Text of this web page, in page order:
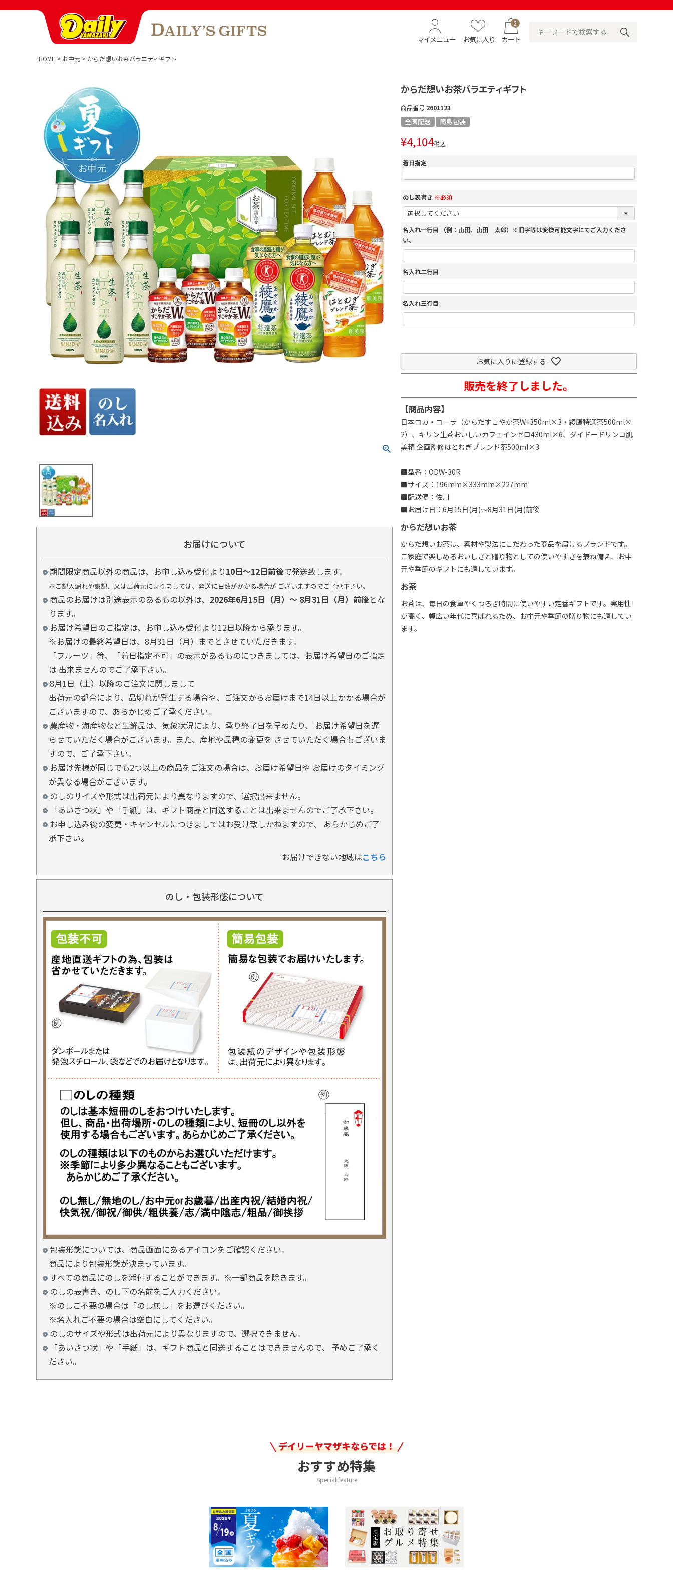
マイメニュー お気に入り
2
カート
HOME お中元 からだ想いお茶バラエティギフト
お届けについて
期間限定商品以外の商品は、お申し込み受付より10日～12日前後で発送致します。
※ご記入漏れや誤記、又は出荷元によりましては、発送に日数がかかる場合が ございますのでご了承下さい。
商品のお届けは別途表示のあるもの以外は、 2026年6月15日（月）～ 8月31日（月）前後とな
ります。
お届け希望日のご指定は、お申し込み受付より12日以降から承ります。
※お届けの最終希望日は、8月31日（月）までとさせていただきます。
「フルーツ」等、「着日指定不可」の表示があるものにつきましては、お届け希望日のご指定
は 出来ませんのでご了承下さい。
8月1日（土）以降のご注文に関しまして
出荷元の都合により、品切れが発生する場合や、ご注文からお届けまで14日以上かかる場合が
ございますので、あらかじめご了承ください。
農産物・海産物など生鮮品は、気象状況により、承り終了日を早めたり、 お届け希望日を遅
らせていただく場合がございます。また、産地や品種の変更を させていただく場合もございま
すので、ご了承下さい。
お届け先様が同じでも2つ以上の商品をご注文の場合は、お届け希望日や お届けのタイミング
が異なる場合がございます。
のしのサイズや形式は出荷元により異なりますので、選択出来ません。
「あいさつ状」や「手紙」は、ギフト商品と同送することは出来ませんのでご了承下さい。
お申し込み後の変更・キャンセルにつきましてはお受け致しかねますので、 あらかじめご了
承下さい。
お届けできない地域はこちら
のし・包装形態について
包装形態については、商品画面にあるアイコンをご確認ください。
商品により包装形態が決まっています。
すべての商品にのしを添付することができます。※一部商品を除きます。
のしの表書き、のし下の名前をご入力ください。
※のしご不要の場合は「のし無し」をお選びください。
※名入れご不要の場合は空白にしてください。
のしのサイズや形式は出荷元により異なりますので、選択できません。
「あいさつ状」や「手紙」は、ギフト商品と同送することはできませんので、 予めご了承く
ださい。
からだ想いお茶バラエティギフト
商品番号 2601123
全国配送 簡易包装
¥4,104税込
着日指定
のし表書き ※必須
名入れ一行目 （例：山田、山田 太郎）※旧字等は変換可能文字にてご入力くださ
い。
名入れ二行目
名入れ三行目
お気に入りに登録する
販売を終了しました。
【商品内容】
日本コカ・コーラ（からだすこやか茶W+350ml×3・綾鷹特選茶500ml×
2）、キリン生茶おいしいカフェインゼロ430ml×6、ダイドードリンコ肌
美精 企画監修はとむぎブレンド茶500ml×3
■型番：ODW-30R
■サイズ：196mm×333mm×227mm
■配送便：佐川
■お届け日：6月15日(月)～8月31日(月)前後
からだ想いお茶
からだ想いお茶は、素材や製法にこだわった商品を届けるブランドです。
ご家庭で楽しめるおいしさと贈り物としての使いやすさを兼ね備え、お中
元や季節のギフトにも適しています。
お茶
お茶は、毎日の食卓やくつろぎ時間に使いやすい定番ギフトです。実用性
が高く、幅広い年代に喜ばれるため、お中元や季節の贈り物にも適してい
ます。
デイリーヤマザキならでは！
おすすめ特集
Special feature